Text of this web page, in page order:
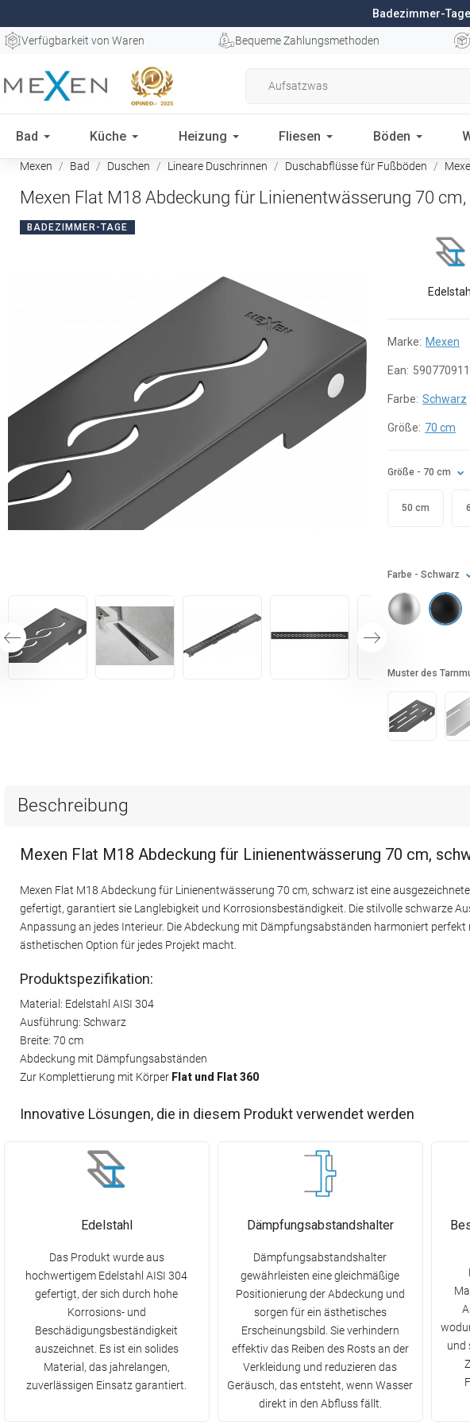
Badezimmer-
Verfügbarkeit von Waren Bequeme Zahlungsmethoden
Bad Küche Heizung Fliesen Böden
Mexen Bad Duschen Lineare Duschrinnen Duschabflüsse für Fußböden
Mexen Flat M18 Abdeckung für Linienentwässerung 70
BADEZIMMER-TAGE
Edelstahl
Marke: Mexen
Ean:
Farbe: Schwarz
Größe: 70 cm
Größe - 70 cm
50 cm
Farbe - Schwarz
Muster des
Beschreibung
Mexen Flat M18 Abdeckung für Linienentwässerung 70 cm,
Mexen Flat M18 Abdeckung für Linienentwässerung 70 cm, schwarz ist eine
gefertigt, garantiert sie Langlebigkeit und Korrosionsbeständigkeit. Die stilvolle schwarze
Anpassung an jedes Interieur. Die Abdeckung mit Dämpfungsabständen harmoniert
ästhetischen Option für jedes Projekt macht.
Produktspezifikation:
Material: Edelstahl AISI 304
Ausführung: Schwarz
Breite: 70 cm
Abdeckung mit Dämpfungsabständen
Zur Komplettierung mit Körper Flat und Flat 360
Innovative Lösungen, die in diesem Produkt verwendet werden
Edelstahl
Das Produkt wurde aus
hochwertigem Edelstahl AISI 304
gefertigt, der sich durch hohe
Korrosions- und
Beschädigungsbeständigkeit
auszeichnet. Es ist ein solides
Material, das jahrelangen,
zuverlässigen Einsatz garantiert.
Dämpfungsabstandshalter
Dämpfungsabstandshalter
gewährleisten eine gleichmäßige
Positionierung der Abdeckung und
sorgen für ein ästhetisches
Erscheinungsbild. Sie verhindern
effektiv das Reiben des Rosts an der
Verkleidung und reduzieren das
Geräusch, das entsteht, wenn Wasser
direkt in den Abfluss fällt.
und